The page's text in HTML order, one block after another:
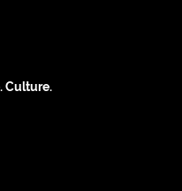
Culture.